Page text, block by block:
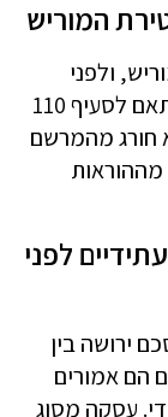
המוריש
ולפני
חלוקת העיזבון הרשמית, מוכרת כדין בהתאם לסעיף 110
חורג מהמרשם
מההוראות
לפני
ירושה בין
הם אמורים
עסקה מסוג